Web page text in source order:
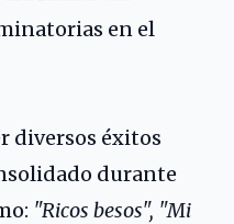
en el
diversos éxitos
durante
"Ricos besos", "Mi